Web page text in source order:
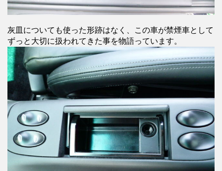
灰皿についても使った形跡はなく、この車が禁煙車として
ずっと大切に扱われてきた事を物語っています。